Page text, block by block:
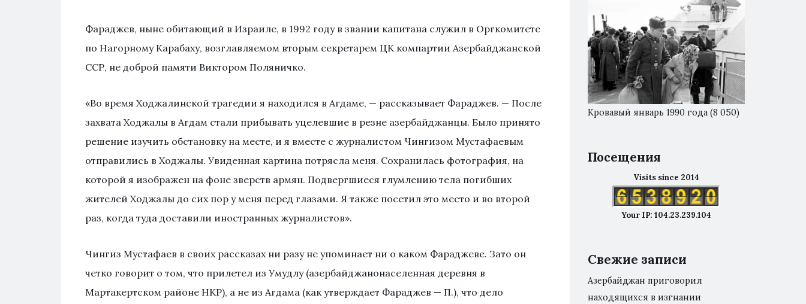
Фараджев, ныне обитающий в Израиле, в 1992 году в звании капитана служил в Оргкомитете
по Нагорному Карабаху, возглавляемом вторым секретарем ЦК компартии Азербайджанской
ССР, не доброй памяти Виктором Поляничко.
«Во время Ходжалинской трагедии я находился в Агдаме, — рассказывает Фараджев. — После
захвата Ходжалы в Агдам стали прибывать уцелевшие в резне азербайджанцы. Было принято
решение изучить обстановку на месте, и я вместе с журналистом Чингизом Мустафаевым
отправились в Ходжалы. Увиденная картина потрясла меня. Сохранилась фотография, на
которой я изображен на фоне зверств армян. Подвергшиеся глумлению тела погибших
жителей Ходжалы до сих пор у меня перед глазами. Я также посетил это место и во второй
раз, когда туда доставили иностранных журналистов».
Чингиз Мустафаев в своих рассказах ни разу не упоминает ни о каком Фараджеве. Зато он
четко говорит о том, что прилетел из Умудлу (азербайджанонаселенная деревня в
Мартакертском районе НКР), а не из Агдама (как утверждает Фараджев — П.), что дело
Кровавый январь 1990 года (8 050)
Посещения
Visits since 2014
Your IP: 104.23.239.104
Свежие записи
Азербайджан приговорил
находящихся в изгнании